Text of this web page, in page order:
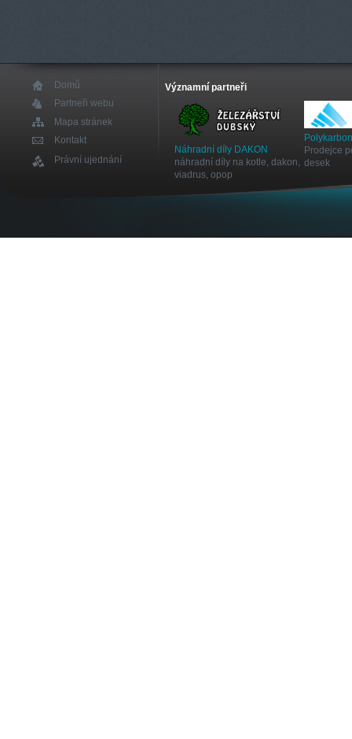
Domů
Partneři webu
Mapa stránek
Kontakt
Právní ujednání
Významní partneři
Náhradní díly DAKON
náhradní díly na kotle, dakon,
viadrus, opop
Prodejce
desek